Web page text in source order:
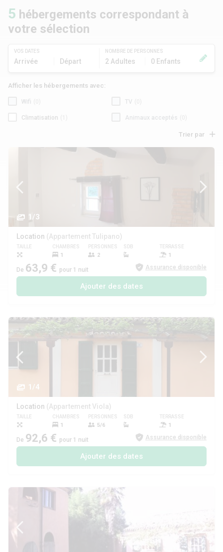
VOS DATES
Arrivée Départ
NOMBRE DE PERSONNES
2 Adultes 0 Enfants
5 hébergements correspondant à
votre sélection
Afficher les hébergements avec:
Wifi TV
Climatisation Animaux acceptés
Trier par
1/3
Location (Appartement Tulipano)
TAILLE CHAMBRES
1
PERSONNES
2
SDB TERRASSE
1
De 63,9 € pour 1 nuit Assurance disponible
Ajouter des dates
1/4
Location (Appartement Viola)
TAILLE CHAMBRES
1
PERSONNES
5/6
SDB TERRASSE
1
De 92,6 € pour 1 nuit Assurance disponible
Ajouter des dates